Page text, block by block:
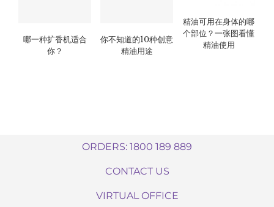
哪一种扩香机适合
你？
你不知道的10种创意
精油用途
精油可用在身体的哪
个部位？一张图看懂
精油使用
ORDERS: 1800 189 889
CONTACT US
VIRTUAL OFFICE